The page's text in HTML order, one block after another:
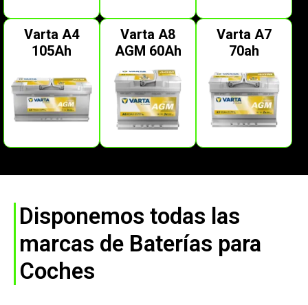
Varta A4
105Ah
Varta A8
AGM 60Ah
Varta A7
70ah
Disponemos todas las
marcas de Baterías para
Coches